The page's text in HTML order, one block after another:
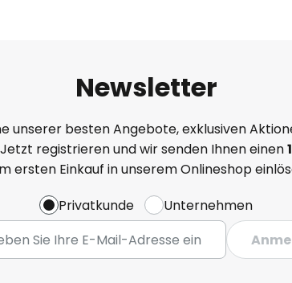
Newsletter
unserer besten Angebote, exklusiven
registrieren und wir senden Ihnen einen
ersten Einkauf in unserem Onlineshop
Privatkunde
Unternehmen